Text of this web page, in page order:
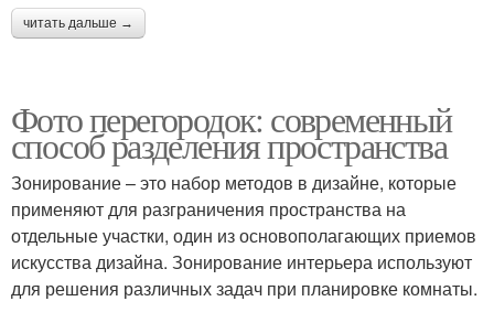
читать дальше →
Фото перегородок: современный
способ разделения пространства
Зонирование – это набор методов в дизайне, которые
применяют для разграничения пространства на
отдельные участки, один из основополагающих приемов
искусства дизайна. Зонирование интерьера используют
для решения различных задач при планировке комнаты.